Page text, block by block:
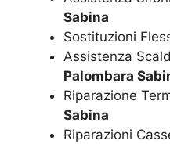
Sabina
Sostituzioni
Assistenza
Palombara
Riparazione
Sabina
Riparazioni